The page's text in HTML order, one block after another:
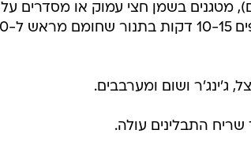
מטגנים בשמן חצי עמוק או מסדרים על
תבנית מרופדת ניר
ג'ינג'ר ושום ומערבבים.